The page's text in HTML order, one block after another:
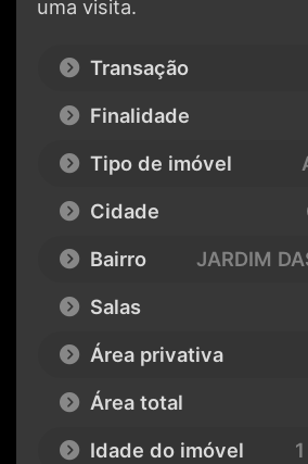
uma visita.
Transação
Finalidade
Tipo de imóvel
Cidade
Bairro
JARDIM
Salas
Área privativa
Área total
Idade do imóvel